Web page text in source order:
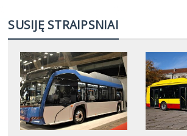
SUSIJĘ STRAIPSNIAI